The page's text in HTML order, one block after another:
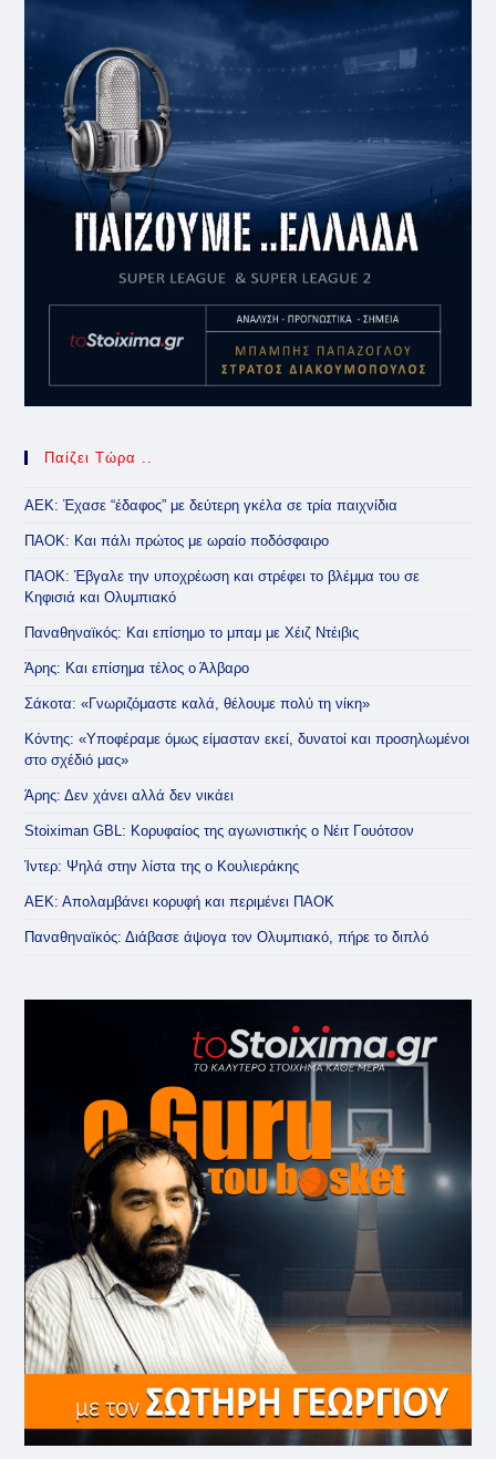
Παίζει Τώρα ..
ΑΕΚ: Έχασε “έδαφος” με δεύτερη γκέλα σε τρία παιχνίδια
ΠΑΟΚ: Και πάλι πρώτος με ωραίο ποδόσφαιρο
ΠΑΟΚ: Έβγαλε την υποχρέωση και στρέφει το βλέμμα του σε
Κηφισιά και Ολυμπιακό
Παναθηναϊκός: Και επίσημο το μπαμ με Χέιζ Ντέιβις
Άρης: Και επίσημα τέλος ο Άλβαρο
Σάκοτα: «Γνωριζόμαστε καλά, θέλουμε πολύ τη νίκη»
Κόντης: «Υποφέραμε όμως είμασταν εκεί, δυνατοί και προσηλωμένοι
στο σχέδιό μας»
Άρης: Δεν χάνει αλλά δεν νικάει
Stoiximan GBL: Κορυφαίος της αγωνιστικής ο Νέιτ Γουότσον
Ίντερ: Ψηλά στην λίστα της ο Κουλιεράκης
ΑΕΚ: Απολαμβάνει κορυφή και περιμένει ΠΑΟΚ
Παναθηναϊκός: Διάβασε άψογα τον Ολυμπιακό, πήρε το διπλό